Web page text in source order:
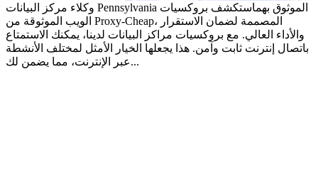
وكلاء مركز البيانات Pennsylvania الموثوق بهماستكشف بروكسيات
الويب الموثوقة من Proxy-Cheap، المصممة لضمان الاستقرار
والأداء العالي. مع بروكسيات مراكز البيانات لدينا، يمكنك الاستمتاع
باتصال إنترنت ثابت وآمن. هذا يجعلها الخيار الأمثل لمختلف الأنشطة
عبر الإنترنت، مما يضمن لك...